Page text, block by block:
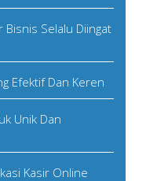
Bisnis Selalu Diingat
Efektif Dan Keren
Unik Dan
Kasir Online